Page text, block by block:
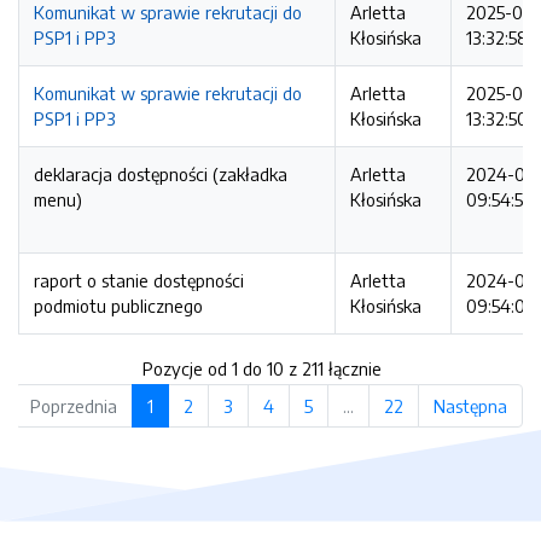
Komunikat w sprawie rekrutacji do
PSP1 i PP3
Arletta
Kłosińska
2025-01-
13:32:58
Komunikat w sprawie rekrutacji do
PSP1 i PP3
Arletta
Kłosińska
2025-01-
13:32:50
deklaracja dostępności (zakładka
menu)
Arletta
Kłosińska
2024-
09:54:58
raport o stanie dostępności
podmiotu publicznego
Arletta
Kłosińska
2024-
09:54:07
Pozycje od 1 do 10 z 211 łącznie
Poprzednia
1 2 3 4 5 … 22 Następna